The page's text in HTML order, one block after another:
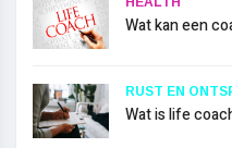
Wat kan een
RUST EN
Wat is life